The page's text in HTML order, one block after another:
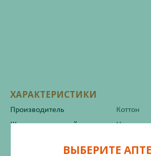
ХАРАКТЕРИСТИКИ
Производитель
Коттон
Жизненно важный
Нет
ВЫБЕРИТЕ